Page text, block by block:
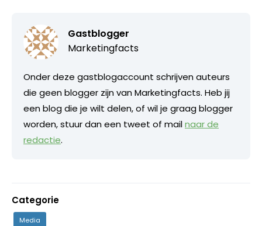
Gastblogger
Marketingfacts
Onder deze gastblogaccount schrijven auteurs
die geen blogger zijn van Marketingfacts. Heb jij
een blog die je wilt delen, of wil je graag blogger
worden, stuur dan een tweet of mailnaar de
redactie.
Categorie
Media